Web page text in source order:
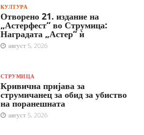
КУЛТУРА
Отворено 21. издание на
„Астерфест“ во Струмица:
Наградата „Астер“ ѝ
август 5, 2026
СТРУМИЦА
Кривична пријава за
струмичанец за обид за убиство
на поранешната
август 5, 2026